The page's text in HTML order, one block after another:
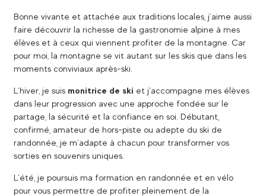
Bonne vivante et attachée aux traditions locales, j’aime aussi
faire découvrir la richesse de la gastronomie alpine à mes
élèves et à ceux qui viennent profiter de la montagne. Car
pour moi, la montagne se vit autant sur les skis que dans les
moments conviviaux après-ski.
L’hiver, je suis monitrice de ski et j’accompagne mes élèves
dans leur progression avec une approche fondée sur le
partage, la sécurité et la confiance en soi. Débutant,
confirmé, amateur de hors-piste ou adepte du ski de
randonnée, je m’adapte à chacun pour transformer vos
sorties en souvenirs uniques.
L’été, je poursuis ma formation en randonnée et en vélo
pour vous permettre de profiter pleinement de la